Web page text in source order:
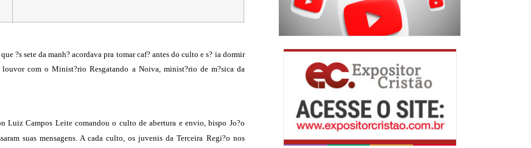
?s sete da manh? acordava pra tomar caf? antes do culto e s? ia dormir
com o Minist?rio Resgatando a Noiva, minist?rio de m?sica da
Luiz Campos Leite comandou o culto de abertura e envio, bispo Jo?o
suas mensagens. A cada culto, os juvenis da Terceira Regi?o nos